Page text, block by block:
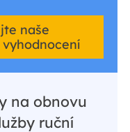
naše
na obnovu
ruční